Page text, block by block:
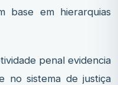
base em hierarquias
penal evidencia
no sistema de justiça